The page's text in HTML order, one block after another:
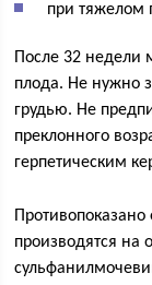
при тяжелом
После 32 недели
плода. Не нужно
грудью. Не
преклонного
герпетическим
производятся на